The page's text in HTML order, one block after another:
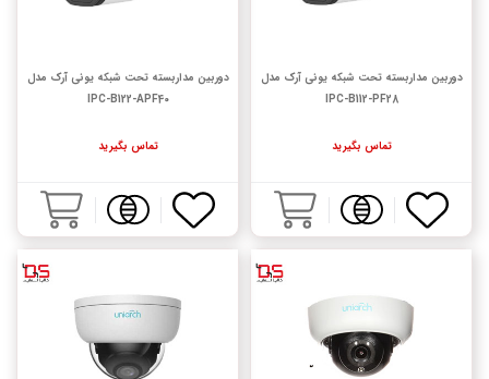
دوربین مداربسته تحت شبکه یونی آرک مدل
IPC-B112-PF28
تماس بگیرید
دوربین مداربسته تحت شبکه یونی آرک مدل
IPC-B122-APF40
تماس بگیرید